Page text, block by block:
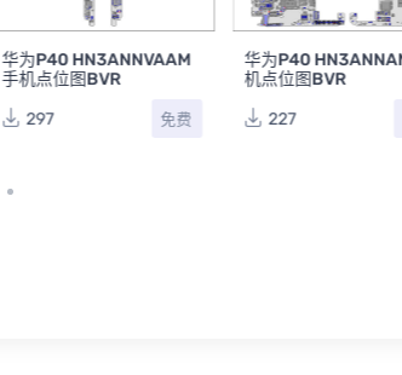
华为P40 HN3ANNVAAM
手机点位图BVR
297
免费
华为P40
机点位图BVR
227